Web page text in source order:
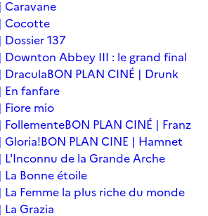
Caravane
Cocotte
Dossier 137
Downton Abbey III : le grand final
DraculaBON PLAN CINÉ | Drunk
En fanfare
Fiore mio
FollementeBON PLAN CINÉ | Franz
Gloria!BON PLAN CINE | Hamnet
L'Inconnu de la Grande Arche
La Bonne étoile
La Femme la plus riche du monde
La Grazia